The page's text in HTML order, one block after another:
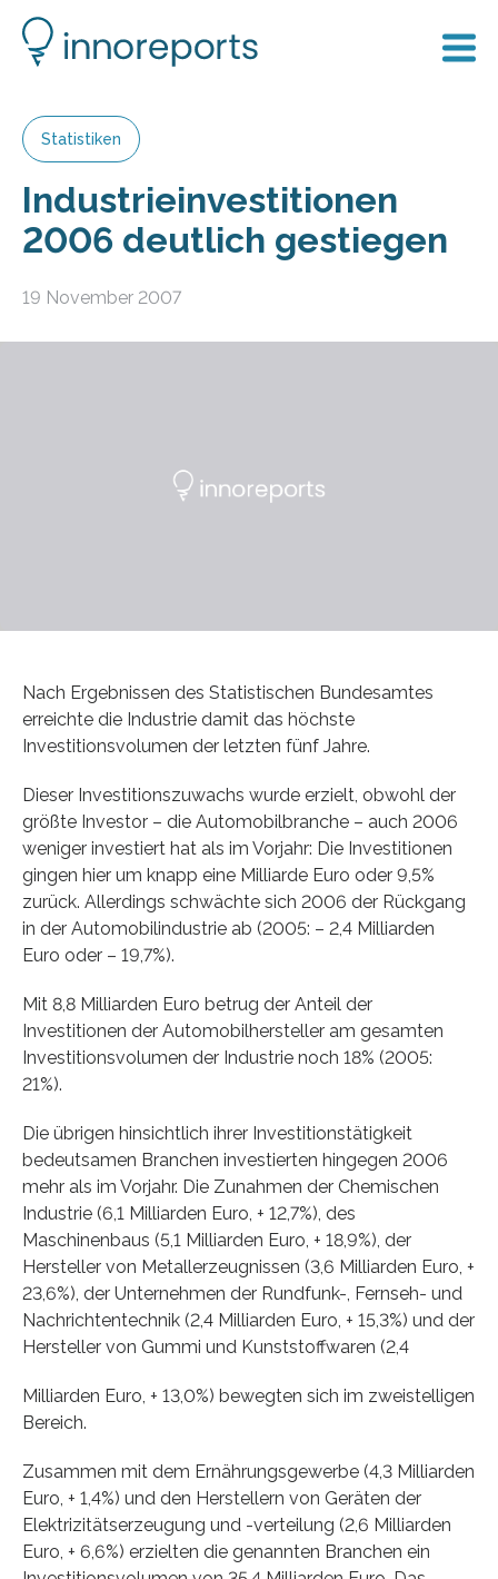
Statistiken
Industrieinvestitionen
2006 deutlich gestiegen
19 November 2007
Nach Ergebnissen des Statistischen Bundesamtes
erreichte die Industrie damit das höchste
Investitionsvolumen der letzten fünf Jahre.
Dieser Investitionszuwachs wurde erzielt, obwohl der
größte Investor – die Automobilbranche – auch 2006
weniger investiert hat als im Vorjahr: Die Investitionen
gingen hier um knapp eine Milliarde Euro oder 9,5%
zurück. Allerdings schwächte sich 2006 der Rückgang
in der Automobilindustrie ab (2005: – 2,4 Milliarden
Euro oder – 19,7%).
Mit 8,8 Milliarden Euro betrug der Anteil der
Investitionen der Automobilhersteller am gesamten
Investitionsvolumen der Industrie noch 18% (2005:
21%).
Die übrigen hinsichtlich ihrer Investitionstätigkeit
bedeutsamen Branchen investierten hingegen 2006
mehr als im Vorjahr. Die Zunahmen der Chemischen
Industrie (6,1 Milliarden Euro, + 12,7%), des
Maschinenbaus (5,1 Milliarden Euro, + 18,9%), der
Hersteller von Metallerzeugnissen (3,6 Milliarden Euro, +
23,6%), der Unternehmen der Rundfunk-, Fernseh- und
Nachrichtentechnik (2,4 Milliarden Euro, + 15,3%) und der
Hersteller von Gummi und Kunststoffwaren (2,4
Milliarden Euro, + 13,0%) bewegten sich im zweistelligen
Bereich.
Zusammen mit dem Ernährungsgewerbe (4,3 Milliarden
Euro, + 1,4%) und den Herstellern von Geräten der
Elektrizitätserzeugung und -verteilung (2,6 Milliarden
Euro, + 6,6%) erzielten die genannten Branchen ein